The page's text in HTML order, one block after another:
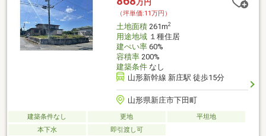
万円
（坪単価:11万円）
土地面積261m2
用途地域１種住居
建ぺい率60%
容積率200%
建築条件なし
山形新幹線 新庄駅 徒歩15分
山形県新庄市下田町
建築条件なし 更地
平坦地
本下水
即引渡し可